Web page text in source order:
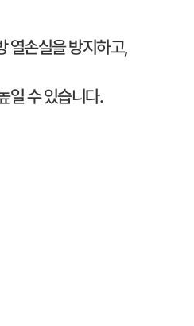
열손실을 방지하고,
일 수 있습니다.